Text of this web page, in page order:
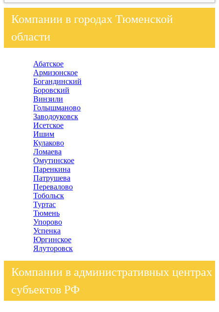
Компании в городах Тюменской
области
Абатское
Армизонское
Богандинский
Боровский
Винзили
Голышманово
Заводоуковск
Исетское
Ишим
Кулаково
Ломаева
Омутинское
Паренкина
Патрушева
Перевалово
Тобольск
Туртас
Тюмень
Упорово
Успенка
Юргинское
Ялуторовск
Компании в административных центрах
субъектов РФ